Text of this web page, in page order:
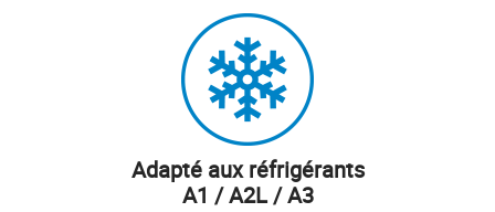
Adapté aux réfrigérants
A1 / A2L / A3